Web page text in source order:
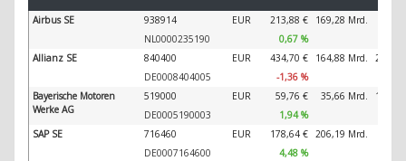
Airbus SE 938914 EUR 213,88 € 169,28 Mrd.
NL0000235190
0,67 %
Allianz SE
840400 EUR 434,70 € 164,88 Mrd.
DE0008404005
-1,36 %
Bayerische Motoren
Werke AG
519000 EUR 59,76 € 35,66 Mrd.
DE0005190003
1,94 %
SAP SE
716460 EUR 178,64 € 206,19 Mrd.
DE0007164600
4,48 %